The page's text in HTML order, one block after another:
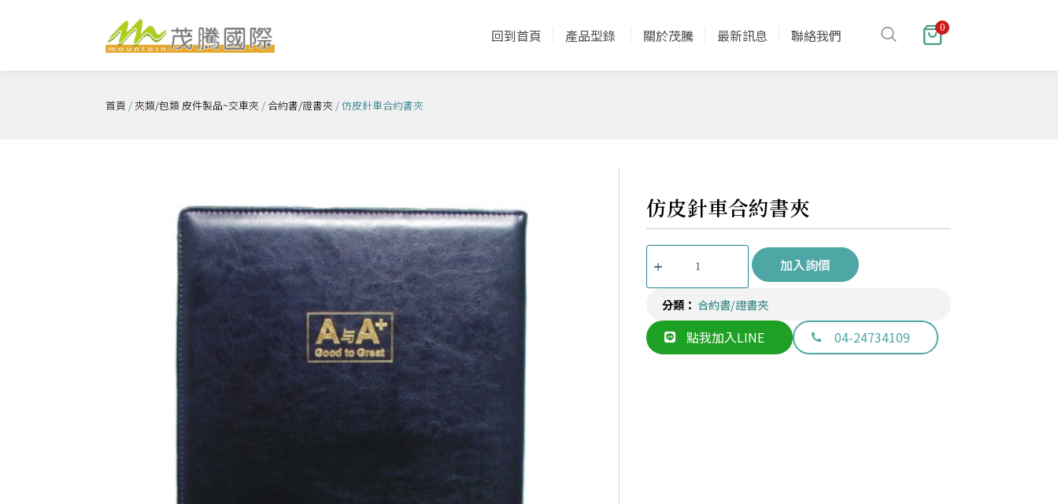
要
回到首頁 產品型錄 關於茂騰 最新訊息 聯絡我們 0
首頁 /夾類/包類 皮件製品~交車夾 / 合約書/證書夾 / 仿皮針車合約書夾
仿皮針車合約書夾
加入詢價
分類： 合約書/證書夾
點我加入LINE 04-24734109